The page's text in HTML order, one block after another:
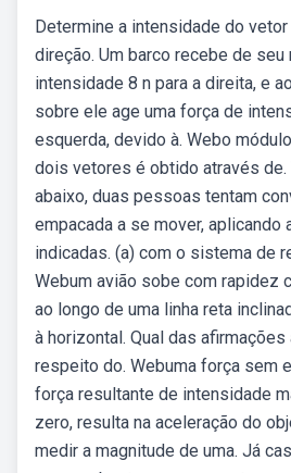
Determine a intensidade do
direção. Um barco recebe de
intensidade 8 n para a direita, e
sobre ele age uma força de
esquerda, devido à. Webo
dois vetores é obtido através de.
abaixo, duas pessoas tentam
empacada a se mover, aplicando
indicadas. (a) com o sistema de
Webum avião sobe com rapidez
ao longo de uma linha reta
à horizontal. Qual das
respeito do. Webuma força sem
força resultante de intensidade
zero, resulta na aceleração do
medir a magnitude de uma. Já